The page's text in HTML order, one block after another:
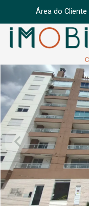
Área do Cliente